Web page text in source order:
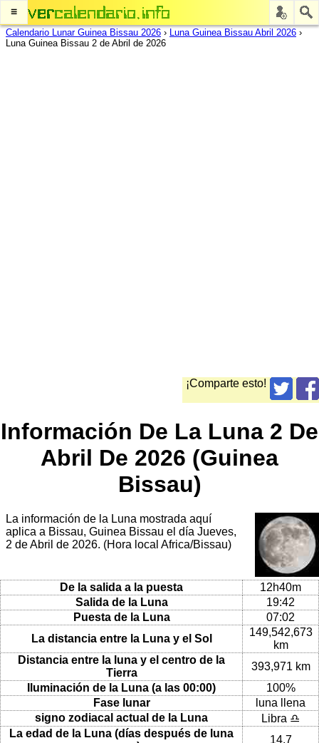
≡
Calendario Lunar Guinea Bissau 2026 › Luna Guinea Bissau Abril 2026 ›
Luna Guinea Bissau 2 de Abril de 2026
¡Comparte esto!
Información De La Luna 2 De
Abril De 2026 (Guinea
Bissau)
La información de la Luna mostrada aquí
aplica a Bissau, Guinea Bissau el día Jueves,
2 de Abril de 2026. (Hora local Africa/Bissau)
De la salida a la puesta
12h40m
Salida de la Luna
19:42
Puesta de la Luna
07:02
La distancia entre la Luna y el Sol
149,542,673
km
Distancia entre la luna y el centro de la
Tierra
393,971 km
Iluminación de la Luna (a las 00:00)
100%
Fase lunar
luna llena
signo zodiacal actual de la Luna
Libra ♎
La edad de la Luna (días después de luna
14.7